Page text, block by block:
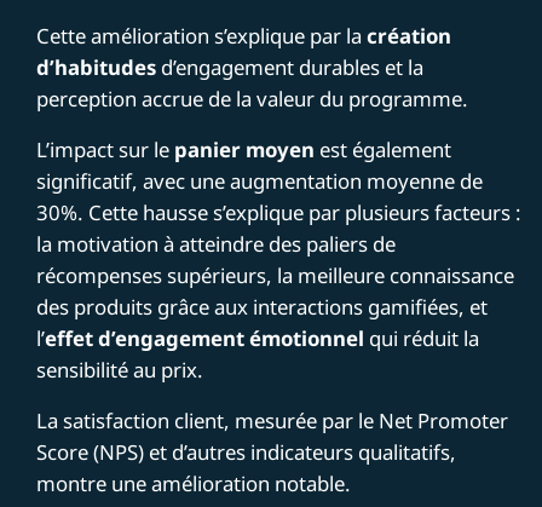
Cette amélioration s’explique par lacréation
d’habitudes d’engagement durables et la
perception accrue de la valeur du programme.
L’impact sur le panier moyen est également
significatif, avec une augmentation moyenne de
30%. Cette hausse s’explique par plusieurs facteurs :
la motivation à atteindre des paliers de
récompenses supérieurs, la meilleure connaissance
des produits grâce aux interactions gamifiées, et
l’effet d’engagement émotionnel qui réduit la
sensibilité au prix.
La satisfaction client, mesurée par le Net Promoter
Score (NPS) et d’autres indicateurs qualitatifs,
montre une amélioration notable.